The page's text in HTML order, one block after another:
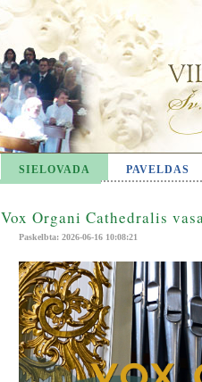
SIELOVADA PAVELDAS
Vox Organi Cathedralis
Paskelbta: 2026-06-16 10:08:21